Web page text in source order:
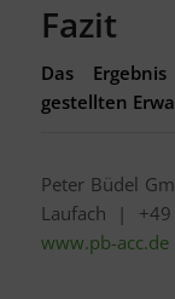
Fazit
Das Ergebnis
gestellten
Peter Büdel
Laufach |
www.pb-acc.de